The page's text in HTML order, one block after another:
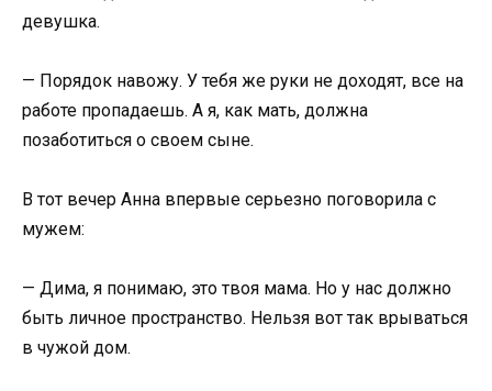
девушка.
— Порядок навожу. У тебя же руки не доходят, все на
работе пропадаешь. А я, как мать, должна
позаботиться о своем сыне.
В тот вечер Анна впервые серьезно поговорила с
мужем:
— Дима, я понимаю, это твоя мама. Но у нас должно
быть личное пространство. Нельзя вот так врываться
в чужой дом.